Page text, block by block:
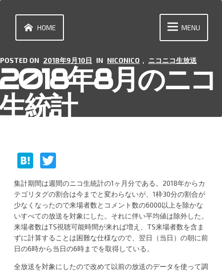
content
年8月のニコ
統計
POSTED ON 2018年9月10日 IN NICONICO , ニコニコ生放送
HOME MENU
H
at
e
n
a
w
itt
er
集計期間は週間のニコ生統計の1ヶ月分である。2018年からカ
テゴリタグの割合は今までと変わらないが、1枠30分の割合が
少なくなったので来場者数とコメント数の6000以上を除かな
いすべての放送を対象にした。それに伴い平均値は除外した。
来場者数はTS視聴可能時間が来れば増え、TS来場者数を含ま
ずに計算することは困難な仕様なので、翌日（当日）の朝に前
日の6時から当日の6時までを取得している。
全放送を対象にしたので改めて以前の放送のデータを使って調